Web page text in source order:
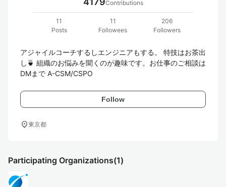
Contributions
11
Posts
11
Followees
206
Followers
アジャイルコーチするしエンジニアもする。 特技はお茶出
し🍵 組織のお悩みを聞くのが趣味です。お仕事のご相談は
DMまで A-CSM/CSPO
Follow
location_on東京都
Participating Organizations(1)